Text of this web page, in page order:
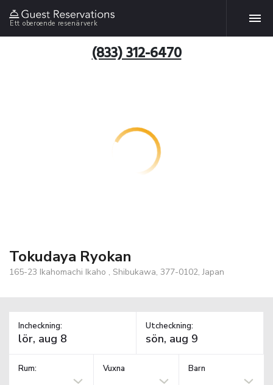
Ett oberoende resenärverk
(833) 312-6470
Tokudaya Ryokan
165-23 Ikahomachi Ikaho , Shibukawa, 377-0102, Japan
Incheckning: Utcheckning:
Rum: Vuxna Barn